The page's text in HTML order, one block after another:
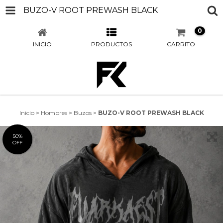
BUZO-V ROOT PREWASH BLACK
INICIO PRODUCTOS CARRITO
0
Inicio > Hombres > Buzos > BUZO-V ROOT PREWASH BLACK
50%
OFF